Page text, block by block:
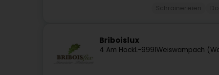
Briboislux
4 Am HockL-9991Weiswampach